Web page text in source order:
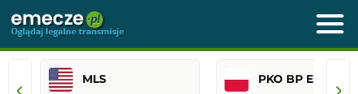
MLS